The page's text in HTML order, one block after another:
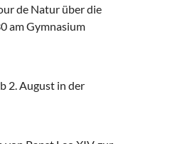
de Natur über die
am Gymnasium
2. August in der